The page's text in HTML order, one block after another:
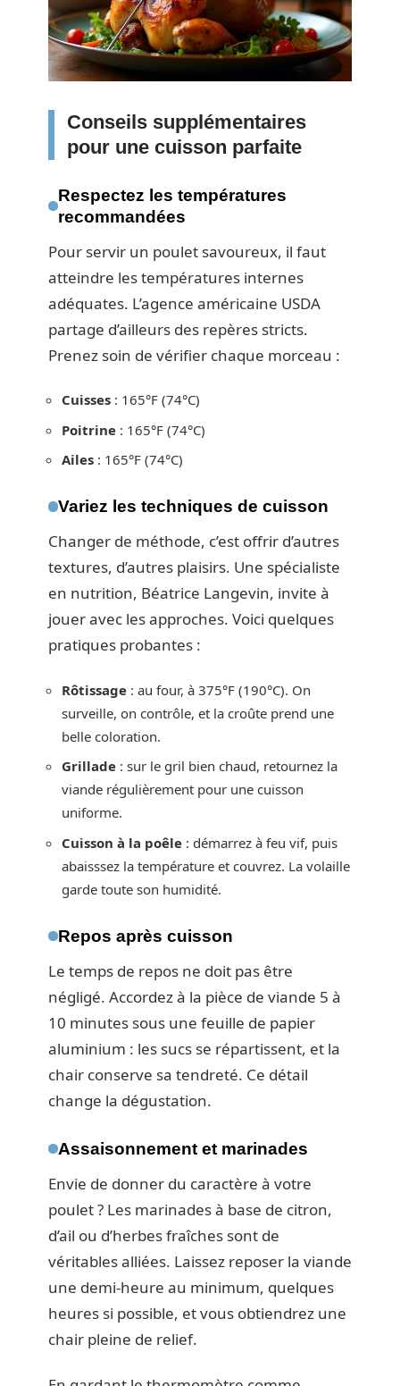
Conseils supplémentaires
pour une cuisson parfaite
Respectez les températures
recommandées
Pour servir un poulet savoureux, il faut
atteindre les températures internes
adéquates. L’agence américaine USDA
partage d’ailleurs des repères stricts.
Prenez soin de vérifier chaque morceau :
Cuisses : 165°F (74°C)
Poitrine : 165°F (74°C)
Ailes : 165°F (74°C)
Variez les techniques de cuisson
Changer de méthode, c’est offrir d’autres
textures, d’autres plaisirs. Une spécialiste
en nutrition, Béatrice Langevin, invite à
jouer avec les approches. Voici quelques
pratiques probantes :
Rôtissage : au four, à 375°F (190°C). On
surveille, on contrôle, et la croûte prend une
belle coloration.
Grillade : sur le gril bien chaud, retournez la
viande régulièrement pour une cuisson
uniforme.
Cuisson à la poêle : démarrez à feu vif, puis
abaisssez la température et couvrez. La volaille
garde toute son humidité.
Repos après cuisson
Le temps de repos ne doit pas être
négligé. Accordez à la pièce de viande 5 à
10 minutes sous une feuille de papier
aluminium : les sucs se répartissent, et la
chair conserve sa tendreté. Ce détail
change la dégustation.
Assaisonnement et marinades
Envie de donner du caractère à votre
poulet ? Les marinades à base de citron,
d’ail ou d’herbes fraîches sont de
véritables alliées. Laissez reposer la viande
une demi-heure au minimum, quelques
heures si possible, et vous obtiendrez une
chair pleine de relief.